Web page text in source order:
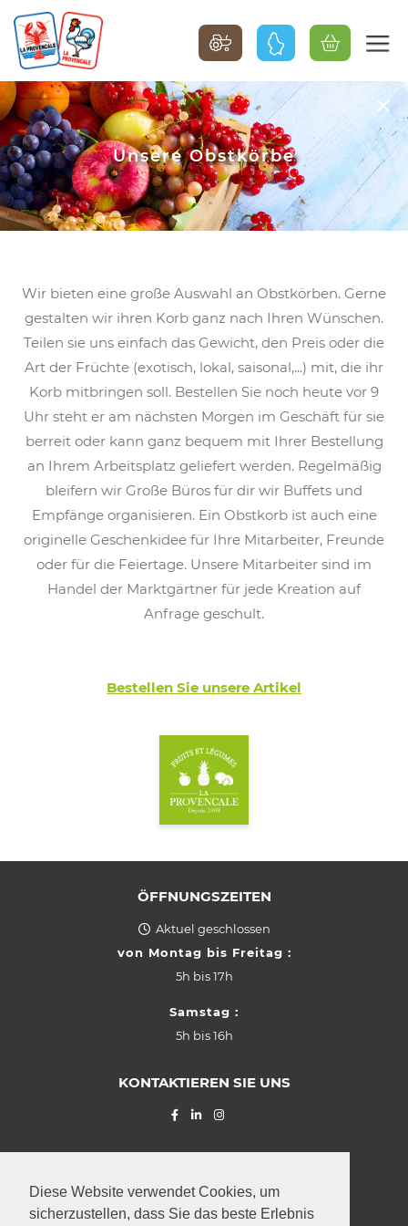
Diese Website verwendet Cookies, um
sicherzustellen, dass Sie das beste Erlebnis
Unsere Obstkörbe
Wir bieten eine große Auswahl an Obstkörben. Gerne
gestalten wir ihren Korb ganz nach Ihren Wünschen.
Teilen sie uns einfach das Gewicht, den Preis oder die
Art der Früchte (exotisch, lokal, saisonal,...) mit, die ihr
Korb mitbringen soll. Bestellen Sie noch heute vor 9
Uhr steht er am nächsten Morgen im Geschäft für sie
berreit oder kann ganz bequem mit Ihrer Bestellung
an Ihrem Arbeitsplatz geliefert werden. Regelmäßig
bleifern wir Große Büros für dir wir Buffets und
Empfänge organisieren. Ein Obstkorb ist auch eine
originelle Geschenkidee für Ihre Mitarbeiter, Freunde
oder für die Feiertage. Unsere Mitarbeiter sind im
Handel der Marktgärtner für jede Kreation auf
Anfrage geschult.
Bestellen Sie unsere Artikel
ÖFFNUNGSZEITEN
Aktuel geschlossen
von Montag bis Freitag :
5h bis 17h
Samstag :
5h bis 16h
KONTAKTIEREN SIE UNS
"Grasbësch"Leudelange,
2, rue Roudebesch